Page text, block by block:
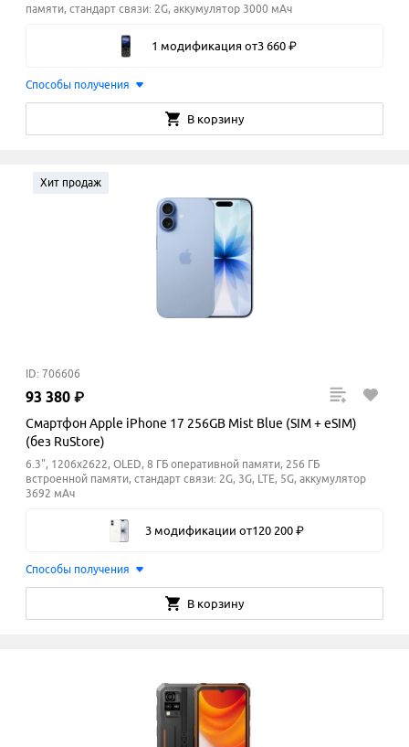
памяти, стандарт связи: 2G, аккумулятор 3000 мАч
1 модификация от3 660 ₽
Способы получения
В корзину
Хит продаж
ID: 706606
93 380 ₽
Смартфон Apple iPhone 17 256GB Mist Blue (SIM + eSIM)
(без RuStore)
6.3", 1206x2622, OLED, 8 ГБ оперативной памяти, 256 ГБ
встроенной памяти, стандарт связи: 2G, 3G, LTE, 5G, аккумулятор
3692 мАч
3 модификации от120 200 ₽
Способы получения
В корзину